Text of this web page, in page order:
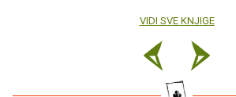
VIDI SVE KNJIGE